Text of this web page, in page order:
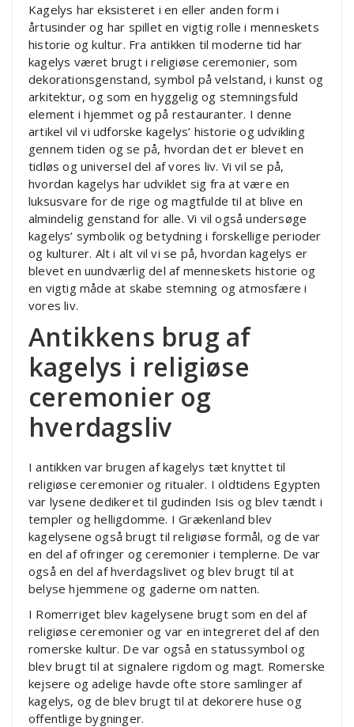
Kagelys har eksisteret i en eller anden form i
årtusinder og har spillet en vigtig rolle i menneskets
historie og kultur. Fra antikken til moderne tid har
kagelys været brugt i religiøse ceremonier, som
dekorationsgenstand, symbol på velstand, i kunst og
arkitektur, og som en hyggelig og stemningsfuld
element i hjemmet og på restauranter. I denne
artikel vil vi udforske kagelys’ historie og udvikling
gennem tiden og se på, hvordan det er blevet en
tidløs og universel del af vores liv. Vi vil se på,
hvordan kagelys har udviklet sig fra at være en
luksusvare for de rige og magtfulde til at blive en
almindelig genstand for alle. Vi vil også undersøge
kagelys’ symbolik og betydning i forskellige perioder
og kulturer. Alt i alt vil vi se på, hvordan kagelys er
blevet en uundværlig del af menneskets historie og
en vigtig måde at skabe stemning og atmosfære i
vores liv.
Antikkens brug af
kagelys i religiøse
ceremonier og
hverdagsliv
I antikken var brugen af kagelys tæt knyttet til
religiøse ceremonier og ritualer. I oldtidens Egypten
var lysene dedikeret til gudinden Isis og blev tændt i
templer og helligdomme. I Grækenland blev
kagelysene også brugt til religiøse formål, og de var
en del af ofringer og ceremonier i templerne. De var
også en del af hverdagslivet og blev brugt til at
belyse hjemmene og gaderne om natten.
I Romerriget blev kagelysene brugt som en del af
religiøse ceremonier og var en integreret del af den
romerske kultur. De var også en statussymbol og
blev brugt til at signalere rigdom og magt. Romerske
kejsere og adelige havde ofte store samlinger af
kagelys, og de blev brugt til at dekorere huse og
offentlige bygninger.